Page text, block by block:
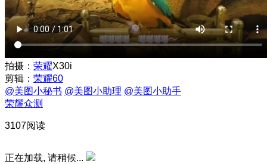
拍摄： 荣耀X30i
剪辑： 荣耀60
@美图小秘书 @美图小助理 @美图小助手
荣耀众测
3107阅读
正在加载, 请稍候...